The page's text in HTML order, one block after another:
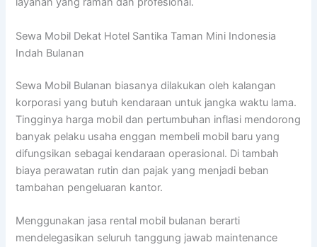
Sewa Mobil Dekat Hotel Santika Taman Mini Indonesia
Indah Bulanan
Sewa Mobil Bulanan biasanya dilakukan oleh kalangan
korporasi yang butuh kendaraan untuk jangka waktu lama.
Tingginya harga mobil dan pertumbuhan inflasi mendorong
banyak pelaku usaha enggan membeli mobil baru yang
difungsikan sebagai kendaraan operasional. Di tambah
biaya perawatan rutin dan pajak yang menjadi beban
tambahan pengeluaran kantor.
Menggunakan jasa rental mobil bulanan berarti
mendelegasikan seluruh tanggung jawab maintenance